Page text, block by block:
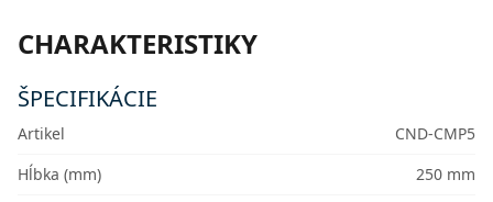
CHARAKTERISTIKY
ŠPECIFIKÁCIE
Artikel
CND-CMP5
Hĺbka (mm)
250 mm